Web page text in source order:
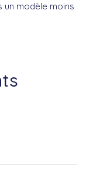
modèle moins